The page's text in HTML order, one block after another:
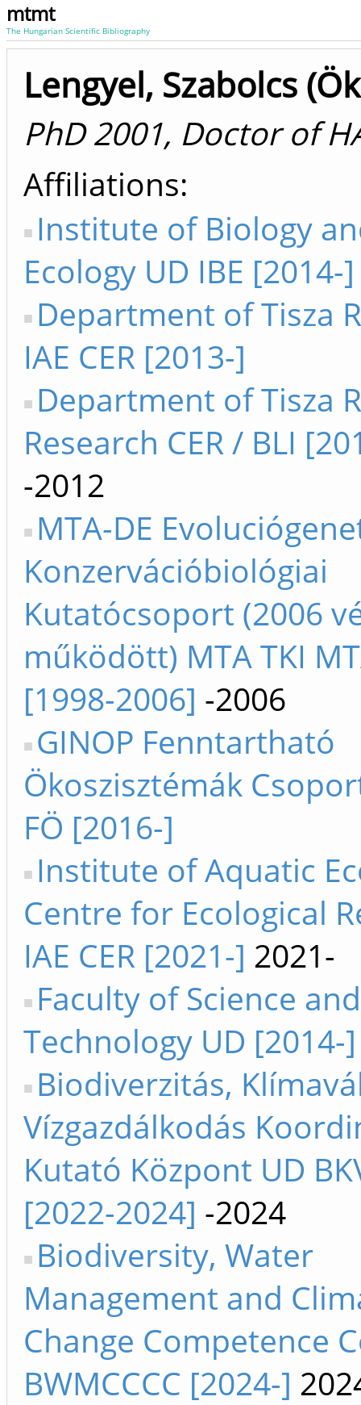
mtmt
The Hungarian Scientific Bibliography
Lengyel, Szabolcs
PhD 2001, Doctor of
Affiliations
Institute of Biology
Ecology UD IBE [2014-]
Department of Tisza
IAE CER [2013-]
Department of Tisza
Research CER / BLI
-2012
MTA-DE
Konzervációbiológiai
Kutatócsoport (2006
működött) MTA TKI
[1998-2006] -2006
GINOP Fenntartható
Ökoszisztémák
FÖ [2016-]
Institute of Aquatic
Centre for Ecological
IAE CER [2021-] 2021-
Faculty of Science and
Technology UD [2014-]
Biodiverzitás,
Vízgazdálkodás
Kutató Központ UD
[2022-2024] -2024
Biodiversity, Water
Management and
Change Competence
BWMCCCC [2024-]